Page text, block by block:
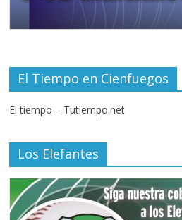
El Tiempo en Cienfuegos
El tiempo – Tutiempo.net
Los Elefantes